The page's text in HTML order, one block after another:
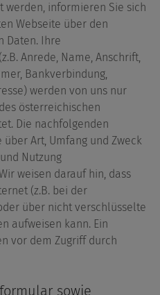
informieren Sie sich
Webseite über den
Daten. Ihre
Anrede, Name, Anschrift,
Bankverbindung,
werden von uns nur
österreichischen
Die nachfolgenden
Art, Umfang und Zweck
Nutzung
weisen darauf hin, dass
(z.B. bei der
über nicht verschlüsselte
aufweisen kann. Ein
vor dem Zugriff durch
sowie